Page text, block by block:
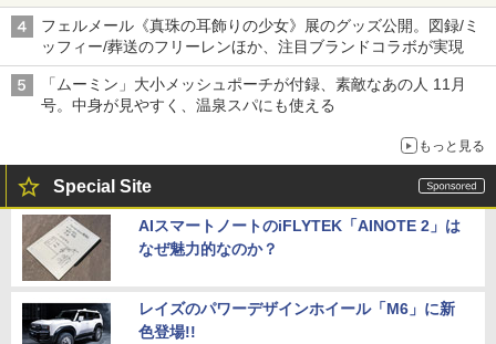
フェルメール《真珠の耳飾りの少女》展のグッズ公開。図録/ミ
ッフィー/葬送のフリーレンほか、注目ブランドコラボが実現
「ムーミン」大小メッシュポーチが付録、素敵なあの人 11月
号。中身が見やすく、温泉スパにも使える
もっと見る
Special Site
AIスマートノートのiFLYTEK「AINOTE 2」は
なぜ魅力的なのか？
レイズのパワーデザインホイール「M6」に新
色登場!!